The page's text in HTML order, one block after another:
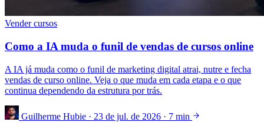
Vender cursos
Como a IA muda o funil de vendas de cursos online
A IA já muda como o funil de marketing digital atrai, nutre e fecha
vendas de curso online. Veja o que muda em cada etapa e o que
continua dependendo da estrutura por trás.
Guilherme Hubie · 23 de jul. de 2026 · 7 min